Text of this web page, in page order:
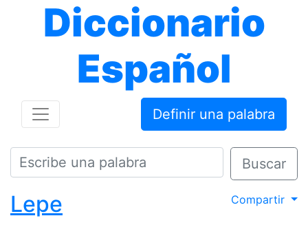
Diccionario
Español
Definir una palabra
Buscar
Compartir
Lepe